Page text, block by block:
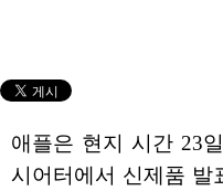
애플은 현지 시간 23
시어터에서 신제품 발